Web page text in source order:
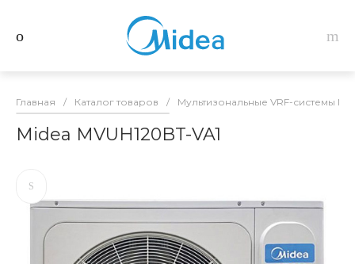
Главная / Каталог товаров / Мультизональные VRF-системы
Midea MVUH120BT-VA1